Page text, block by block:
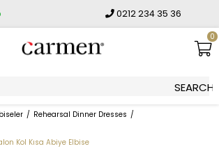
0212 234 35 36
0
Rehearsal Dinner Dresses
Kol Kısa Abiye Elbise